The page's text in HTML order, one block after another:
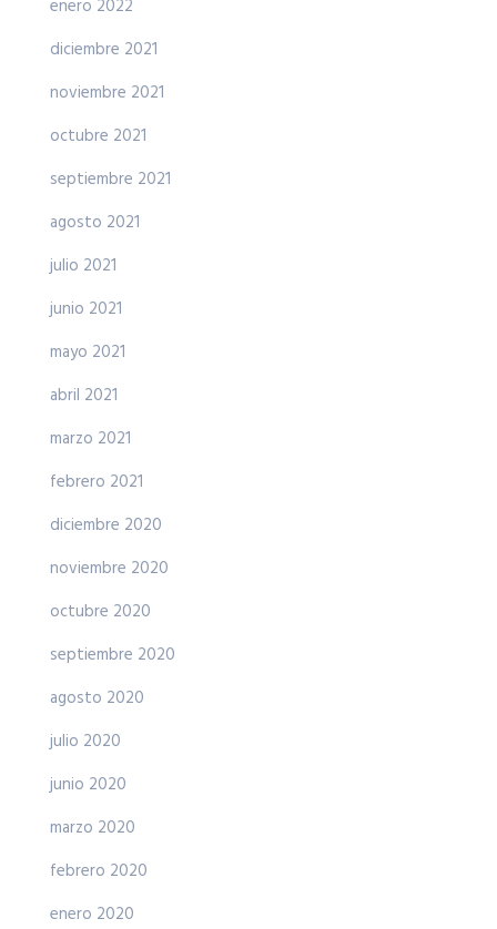
enero 2022
diciembre 2021
noviembre 2021
octubre 2021
septiembre 2021
agosto 2021
julio 2021
junio 2021
mayo 2021
abril 2021
marzo 2021
febrero 2021
diciembre 2020
noviembre 2020
octubre 2020
septiembre 2020
agosto 2020
julio 2020
junio 2020
marzo 2020
febrero 2020
enero 2020